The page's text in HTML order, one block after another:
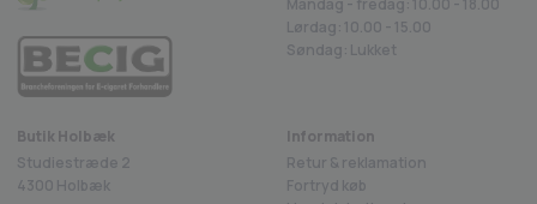
Mandag - fredag: 10.00 - 18.00
Lørdag: 10.00 - 15.00
Søndag: Lukket
Butik Holbæk
Studiestræde 2
4300 Holbæk
Information
Retur & reklamation
Fortryd køb